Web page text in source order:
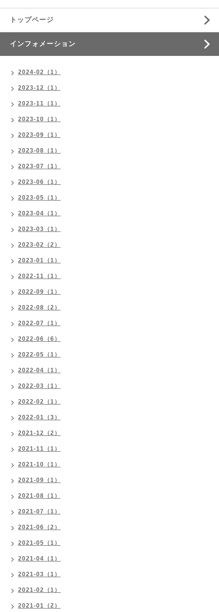
トップページ
インフォメーション
2024-02（1）
2023-12（1）
2023-11（1）
2023-10（1）
2023-09（1）
2023-08（1）
2023-07（1）
2023-06（1）
2023-05（1）
2023-04（1）
2023-03（1）
2023-02（2）
2023-01（1）
2022-11（1）
2022-09（1）
2022-08（2）
2022-07（1）
2022-06（6）
2022-05（1）
2022-04（1）
2022-03（1）
2022-02（1）
2022-01（3）
2021-12（2）
2021-11（1）
2021-10（1）
2021-09（1）
2021-08（1）
2021-07（1）
2021-06（2）
2021-05（1）
2021-04（1）
2021-03（1）
2021-02（1）
2021-01（2）